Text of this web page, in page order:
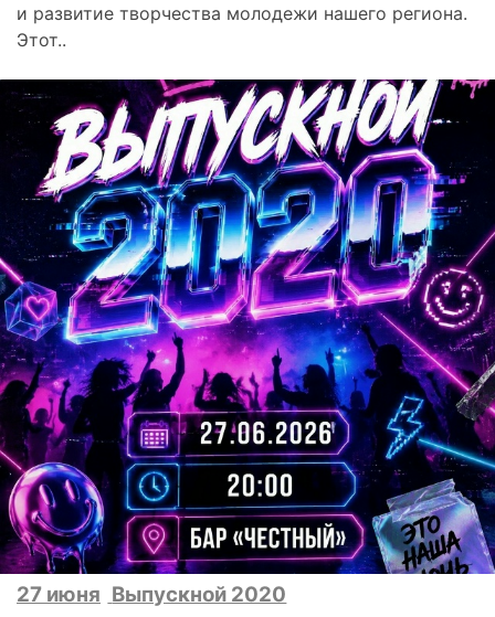
и развитие творчества молодежи нашего региона.
Этот..
27 июня Выпускной 2020